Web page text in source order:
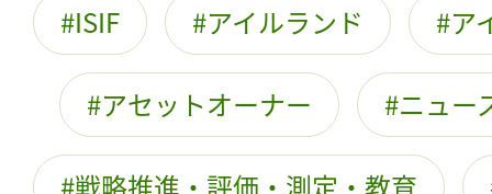
ISIF アイルランド ア
アセットオーナー ニュー
戦略推進・評価・測定・教育